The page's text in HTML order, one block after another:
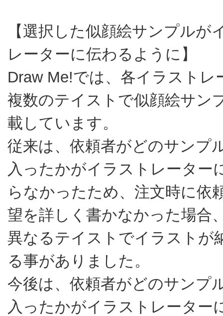
【選択した似顔絵サンプルが
レーターに伝わるように】
Draw Me!では、各イラストレ
複数のテイストで似顔絵サン
載しています。
従来は、依頼者がどのサンプ
入ったかがイラストレーター
らなかったため、注文時に依
望を詳しく書かなかった場合
異なるテイストでイラストが
る事がありました。
今後は、依頼者がどのサンプ
入ったかがイラストレーター